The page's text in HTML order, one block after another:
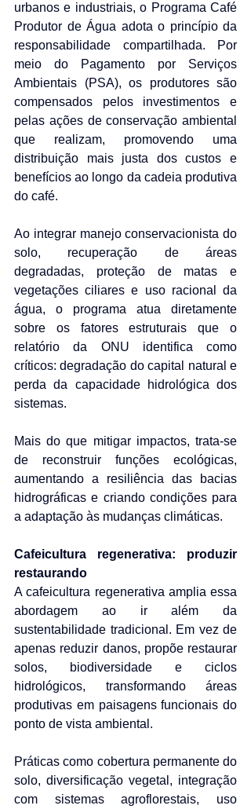
urbanos e industriais, o Programa Café
Produtor de Água adota o princípio da
responsabilidade compartilhada. Por
meio do Pagamento por Serviços
Ambientais (PSA), os produtores são
compensados pelos investimentos e
pelas ações de conservação ambiental
que realizam, promovendo uma
distribuição mais justa dos custos e
benefícios ao longo da cadeia produtiva
do café.
Ao integrar manejo conservacionista do
solo, recuperação de áreas
degradadas, proteção de matas e
vegetações ciliares e uso racional da
água, o programa atua diretamente
sobre os fatores estruturais que o
relatório da ONU identifica como
críticos: degradação do capital natural e
perda da capacidade hidrológica dos
sistemas.
Mais do que mitigar impactos, trata-se
de reconstruir funções ecológicas,
aumentando a resiliência das bacias
hidrográficas e criando condições para
a adaptação às mudanças climáticas.
Cafeicultura regenerativa: produzir
restaurando
A cafeicultura regenerativa amplia essa
abordagem ao ir além da
sustentabilidade tradicional. Em vez de
apenas reduzir danos, propõe restaurar
solos, biodiversidade e ciclos
hidrológicos, transformando áreas
produtivas em paisagens funcionais do
ponto de vista ambiental.
Práticas como cobertura permanente do
solo, diversificação vegetal, integração
com sistemas agroflorestais, uso